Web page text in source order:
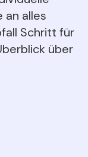
an alles
Schritt für
über